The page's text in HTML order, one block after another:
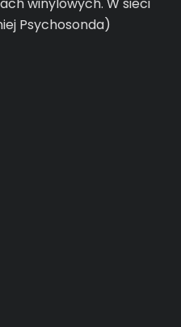
winylowych. W sieci
Psychosonda)